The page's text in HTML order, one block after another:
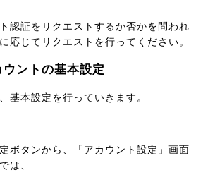
認証をリクエストするか否かを問われ
応じてリクエストを行ってください。
ントの基本設定
基本設定を行っていきます。
ボタンから、「アカウント設定」画面
は、